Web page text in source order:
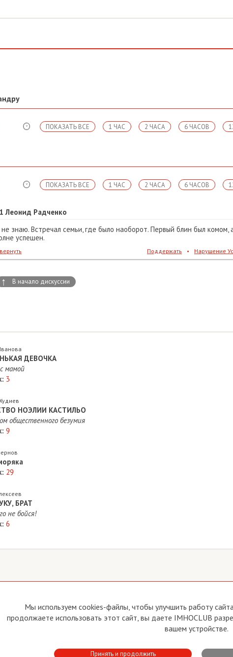
6 ЧАСОВ
2 ЧАСА
1 ЧАС
ПОКАЗАТЬ ВСЕ
6 ЧАСОВ
2 ЧАСА
1 ЧАС
ПОКАЗАТЬ ВСЕ
Леонид Радченко
знаю. Встречал семьи, где было наоборот. Первый блин был
успешен.
Поддержать • Нарушение
↑ В начало дискуссии
ДЕВОЧКА
мамой
3
НОЭЛИИ КАСТИЛЬО
общественного безумия
9
29
БРАТ
не бойся!
6
Устав
Прямая
Реклама
Мы используем cookies-файлы, чтобы улучшить работу
продолжаете использовать этот сайт, вы даете IMHOCLUB
вашем устройстве.
Принять и продолжить